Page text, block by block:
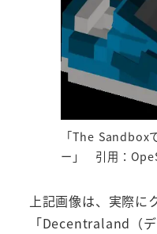
「The Sandbox
ー」 引用：
上記画像は、実際に
「Decentraland（